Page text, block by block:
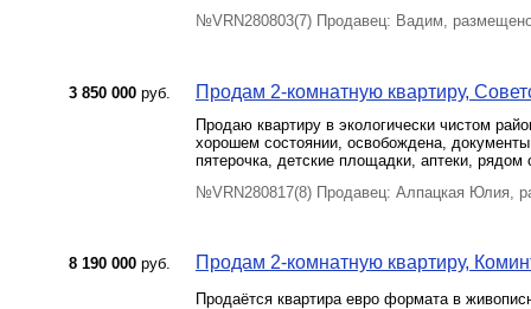
№VRN280803(7) Продавец: Вадим,
3 850 000 руб. Продам 2-комнатную квартиру,
Продаю квартиру в экологически чистом
хорошем состоянии, освобождена,
пятерочка, детские площадки, аптеки, рядом
№VRN280817(8) Продавец: Алпацкая Юлия,
8 190 000 руб. Продам 2-комнатную квартиру,
Прoдаётcя квартиpа евро формата в